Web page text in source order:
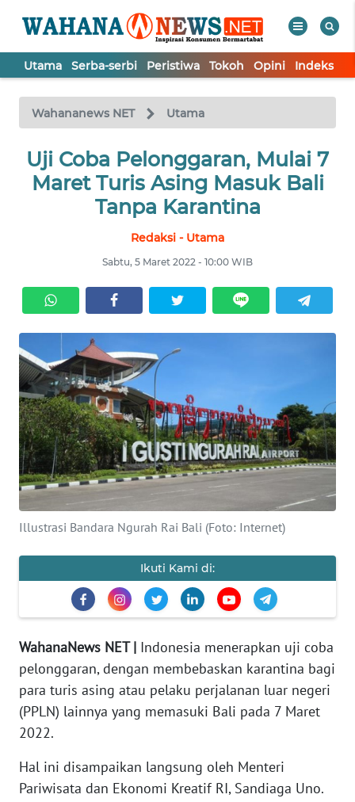
Utama Serba-serbi Peristiwa Tokoh Opini Indeks
Wahananews NET Utama
Uji Coba Pelonggaran, Mulai 7
Maret Turis Asing Masuk Bali
Tanpa Karantina
Redaksi - Utama
Sabtu, 5 Maret 2022 - 10:00 WIB
Illustrasi Bandara Ngurah Rai Bali (Foto: Internet)
Ikuti Kami di:
WahanaNews NET | Indonesia menerapkan uji coba
pelonggaran, dengan membebaskan karantina bagi
para turis asing atau pelaku perjalanan luar negeri
(PPLN) lainnya yang memasuki Bali pada 7 Maret
2022.
Hal ini disampaikan langsung oleh Menteri
Pariwisata dan Ekonomi Kreatif RI, Sandiaga Uno.
TV
Tutup
UTAMA
TOKOH
OPINI
Informasi
INDEKS
BERITA
KONTAK
KAMI
PEDOMAN
SIBER
REDAKSI
KARIR